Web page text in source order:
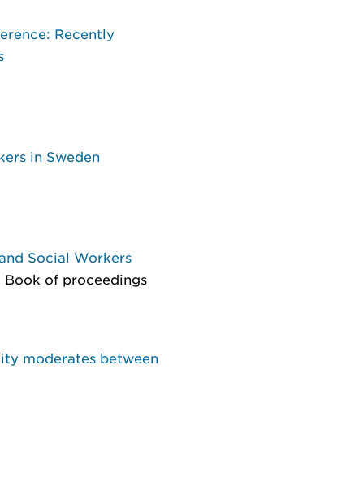
Recently
in Sweden
Social Workers
Book of proceedings
moderates between